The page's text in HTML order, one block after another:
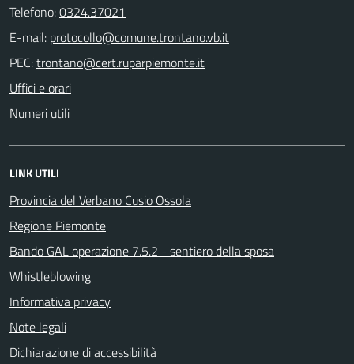
Telefono:0324.37021
E-mail:
PEC:
Uffici e orari
Numeri utili
LINK UTILI
Provincia del Verbano Cusio Ossola
Regione Piemonte
Bando GAL operazione 7.5.2 - sentiero della sposa
Whistleblowing
Informativa privacy
Note legali
Dichiarazione di accessibilità